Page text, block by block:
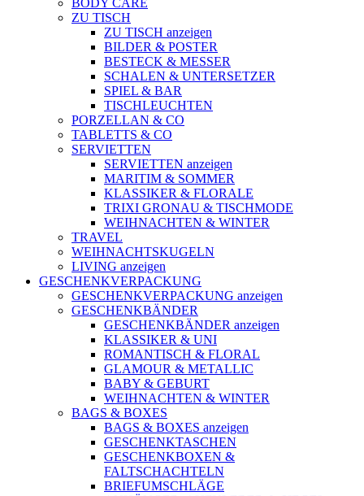
BODY CARE
ZU TISCH
ZU TISCH anzeigen
BILDER & POSTER
BESTECK & MESSER
SCHALEN & UNTERSETZER
SPIEL & BAR
TISCHLEUCHTEN
PORZELLAN & CO
TABLETTS & CO
SERVIETTEN
SERVIETTEN anzeigen
MARITIM & SOMMER
KLASSIKER & FLORALE
TRIXI GRONAU & TISCHMODE
WEIHNACHTEN & WINTER
TRAVEL
WEIHNACHTSKUGELN
LIVING anzeigen
GESCHENKVERPACKUNG
GESCHENKVERPACKUNG anzeigen
GESCHENKBÄNDER
GESCHENKBÄNDER anzeigen
KLASSIKER & UNI
ROMANTISCH & FLORAL
GLAMOUR & METALLIC
BABY & GEBURT
WEIHNACHTEN & WINTER
BAGS & BOXES
BAGS & BOXES anzeigen
GESCHENKTASCHEN
GESCHENKBOXEN &
FALTSCHACHTELN
BRIEFUMSCHLÄGE